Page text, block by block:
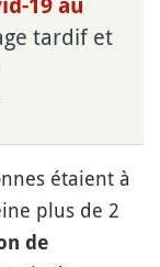
19 au
tardif et
étaient à
plus de 2
de